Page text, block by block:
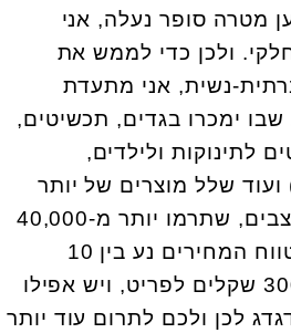
מטרה סופר נעלה, אני
ולכן כדי לממש את
נשית, אני מתעדת
ימכרו בגדים, תכשיטים,
לתינוקות ולילדים,
ועוד שלל מוצרים של יותר
מ-700 מעצבות ומעצבים, שתרמו יותר מ-40,000
פריטים ברוחב לב. טווח המחירים נע בין 10
שקלים למקסימום 300 שקלים לפריט, ויש אפילו
לכן ולכם לתרום עוד יותר